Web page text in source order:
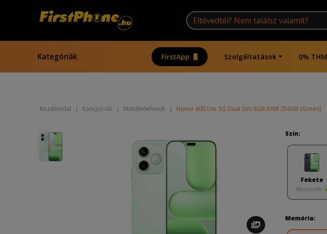
Kategóriák FirstApp Szolgáltatások 0% THM
Kezdőoldal | Kategóriák | Mobiltelefonok | Honor 600 Lite 5G Dual Sim 8GB RAM 256GB (Green)
Szín:
Fekete
Készletinfó:
Memória: